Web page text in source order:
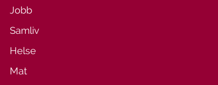
Jobb
Samliv
Helse
Mat